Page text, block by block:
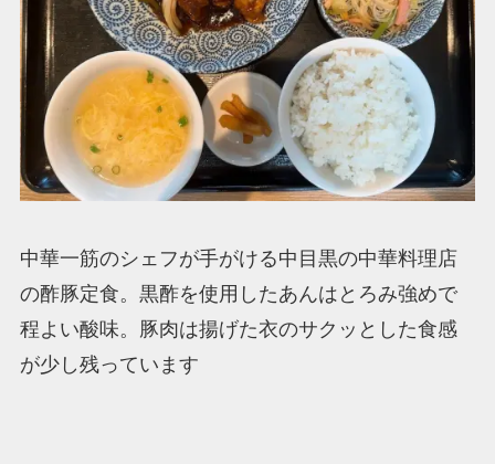
中華一筋のシェフが手がける中目黒の中華料理店
の酢豚定食。黒酢を使用したあんはとろみ強めで
程よい酸味。豚肉は揚げた衣のサクッとした食感
が少し残っています